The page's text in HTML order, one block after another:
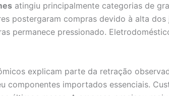
atingiu principalmente categorias de
postergaram compras devido à alta
permanece pressionado.
explicam parte da retração
componentes importados essenciais.